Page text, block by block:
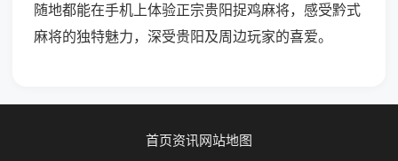
随地都能在手机上体验正宗贵阳捉鸡麻将，感受黔式
麻将的独特魅力，深受贵阳及周边玩家的喜爱。
首页资讯网站地图